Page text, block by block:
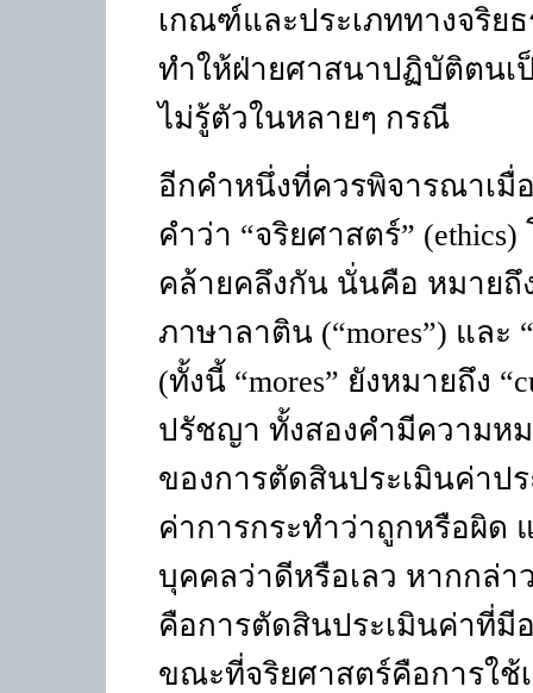
เกณฑ์และประเภททางจริย
ทำให้ฝ่ายศาสนาปฏิบัติตนเ
ไม่รู้ตัวในหลายๆ กรณี
อีกคำหนึ่งที่ควรพิจารณาเมื่
คำว่า “จริยศาสตร์” (ethics)
คล้ายคลึงกัน นั่นคือ หมายถึ
ภาษาลาติน (“mores”) และ “
(ทั้งนี้ “mores” ยังหมายถึง “
ปรัชญา ทั้งสองคำมีความห
ของการตัดสินประเมินค่าป
ค่าการกระทำว่าถูกหรือผิด
บุคคลว่าดีหรือเลว หากกล่
คือการตัดสินประเมินค่าที่มี
ขณะที่จริยศาสตร์คือการใช้